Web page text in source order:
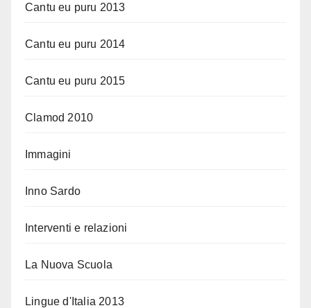
Cantu eu puru 2013
Cantu eu puru 2014
Cantu eu puru 2015
Clamod 2010
Immagini
Inno Sardo
Interventi e relazioni
La Nuova Scuola
Lingue d'Italia 2013